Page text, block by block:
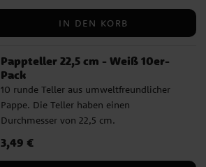
IN DEN KORB
Pappteller 22,5 cm - Weiß 10er-
Pack
10 runde Teller aus umweltfreundlicher
Pappe. Die Teller haben einen
Durchmesser von 22,5 cm.
Preis :3,49 €
3,49 €